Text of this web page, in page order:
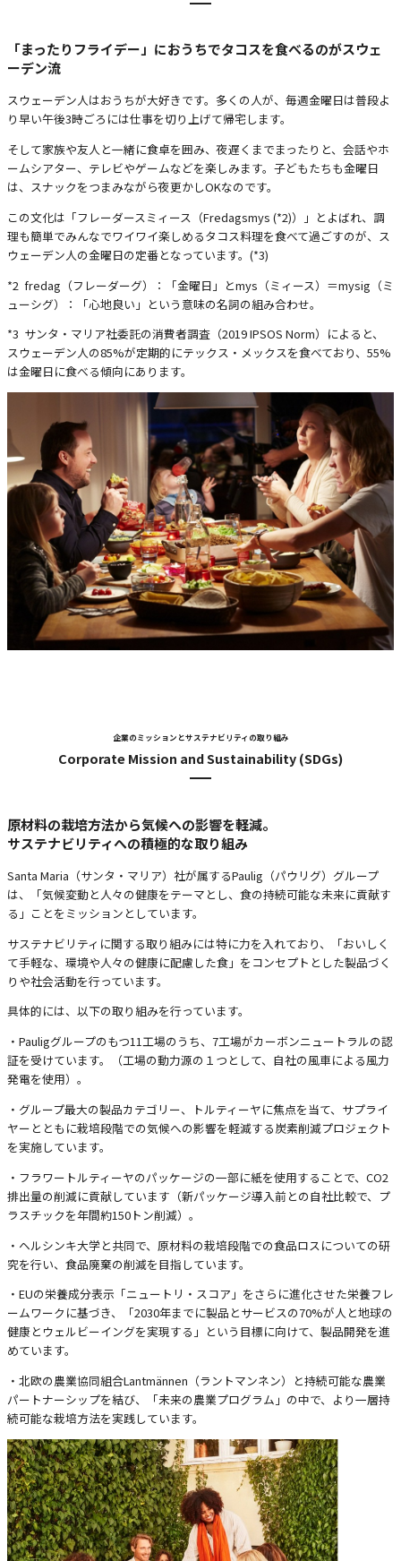
「まったりフライデー」におうちでタコスを食べるのがスウェ
ーデン流
スウェーデン人はおうちが大好きです。多くの人が、毎週金曜日は普段よ
り早い午後3時ごろには仕事を切り上げて帰宅します。
そして家族や友人と一緒に食卓を囲み、夜遅くまでまったりと、会話やホ
ームシアター、テレビやゲームなどを楽しみます。子どもたちも金曜日
は、スナックをつまみながら夜更かしOKなのです。
この文化は「フレーダースミィース（Fredagsmys (*2)）」とよばれ、調
理も簡単でみんなでワイワイ楽しめるタコス料理を食べて過ごすのが、ス
ウェーデン人の金曜日の定番となっています。(*3)
*2 fredag（フレーダーグ）：「金曜日」とmys（ミィース）＝mysig（ミ
ューシグ）：「心地良い」という意味の名詞の組み合わせ。
*3 サンタ・マリア社委託の消費者調査（2019 IPSOS Norm）によると、
スウェーデン人の85%が定期的にテックス・メックスを食べており、55%
は金曜日に食べる傾向にあります。
企業のミッションとサステナビリティの取り組み
Corporate Mission and Sustainability (SDGs)
原材料の栽培方法から気候への影響を軽減。
サステナビリティへの積極的な取り組み
Santa Maria（サンタ・マリア）社が属するPaulig（パウリグ）グループ
は、「気候変動と人々の健康をテーマとし、食の持続可能な未来に貢献す
る」ことをミッションとしています。
サステナビリティに関する取り組みには特に力を入れており、「おいしく
て手軽な、環境や人々の健康に配慮した食」をコンセプトとした製品づく
りや社会活動を行っています。
具体的には、以下の取り組みを行っています。
・Pauligグループのもつ11工場のうち、7工場がカーボンニュートラルの認
証を受けています。（工場の動力源の１つとして、自社の風車による風力
発電を使用）。
・グループ最大の製品カテゴリー、トルティーヤに焦点を当て、サプライ
ヤーとともに栽培段階での気候への影響を軽減する炭素削減プロジェクト
を実施しています。
・フラワートルティーヤのパッケージの一部に紙を使用することで、CO2
排出量の削減に貢献しています（新パッケージ導入前との自社比較で、プ
ラスチックを年間約150トン削減）。
・ヘルシンキ大学と共同で、原材料の栽培段階での食品ロスについての研
究を行い、食品廃棄の削減を目指しています。
・EUの栄養成分表示「ニュートリ・スコア」をさらに進化させた栄養フレ
ームワークに基づき、「2030年までに製品とサービスの70%が人と地球の
健康とウェルビーイングを実現する」という目標に向けて、製品開発を進
めています。
・北欧の農業協同組合Lantmännen（ラントマンネン）と持続可能な農業
パートナーシップを結び、「未来の農業プログラム」の中で、より一層持
続可能な栽培方法を実践しています。